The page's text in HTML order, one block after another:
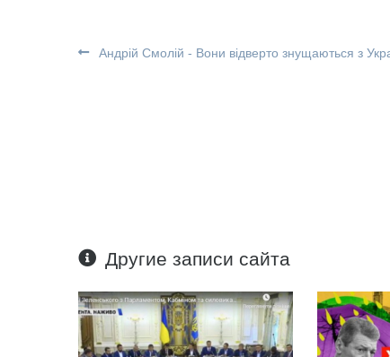
Андрій Смолій - Вони відверто знущаються з
Другие записи сайта